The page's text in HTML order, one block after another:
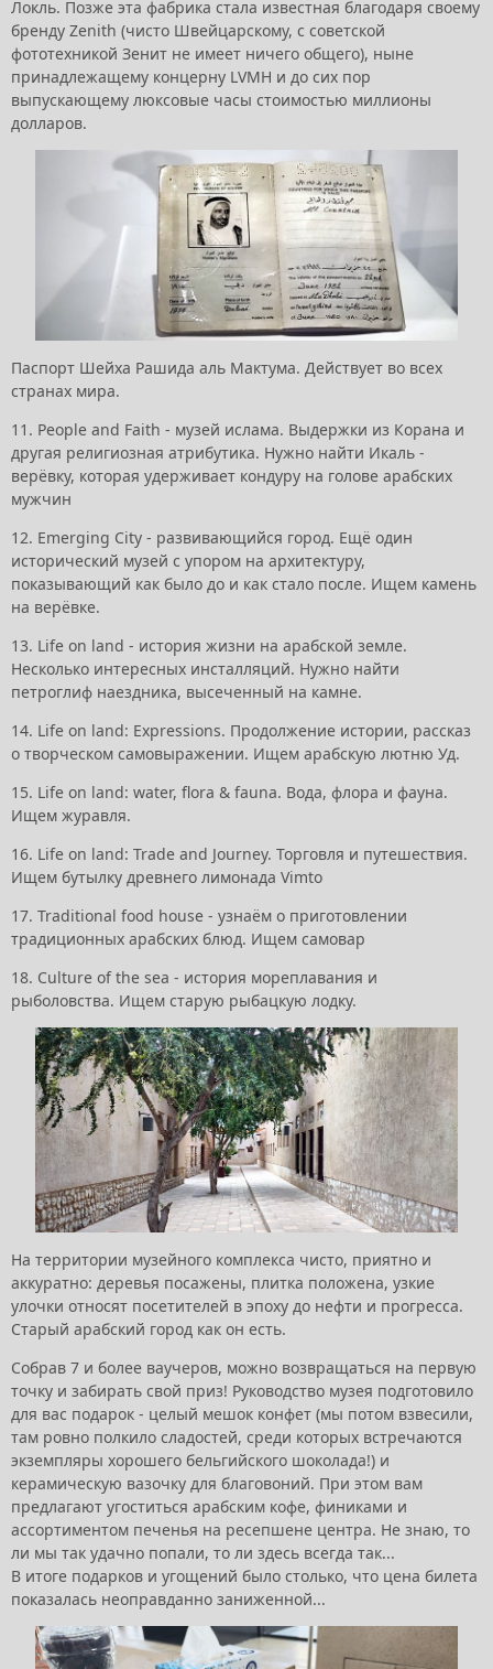
Локль. Позже эта фабрика стала известная благодаря своему
бренду Zenith (чисто Швейцарскому, с советской
фототехникой Зенит не имеет ничего общего), ныне
принадлежащему концерну LVMH и до сих пор
выпускающему люксовые часы стоимостью миллионы
долларов.
Паспорт Шейха Рашида аль Мактума. Действует во всех
странах мира.
11. People and Faith - музей ислама. Выдержки из Корана и
другая религиозная атрибутика. Нужно найти Икаль -
верёвку, которая удерживает кондуру на голове арабских
мужчин
12. Emerging City - развивающийся город. Ещё один
исторический музей с упором на архитектуру,
показывающий как было до и как стало после. Ищем камень
на верёвке.
13. Life on land - история жизни на арабской земле.
Несколько интересных инсталляций. Нужно найти
петроглиф наездника, высеченный на камне.
14. Life on land: Expressions. Продолжение истории, рассказ
о творческом самовыражении. Ищем арабскую лютню Уд.
15. Life on land: water, flora & fauna. Вода, флора и фауна.
Ищем журавля.
16. Life on land: Trade and Journey. Торговля и путешествия.
Ищем бутылку древнего лимонада Vimto
17. Traditional food house - узнаём о приготовлении
традиционных арабских блюд. Ищем самовар
18. Culture of the sea - история мореплавания и
рыболовства. Ищем старую рыбацкую лодку.
На территории музейного комплекса чисто, приятно и
аккуратно: деревья посажены, плитка положена, узкие
улочки относят посетителей в эпоху до нефти и прогресса.
Старый арабский город как он есть.
Собрав 7 и более ваучеров, можно возвращаться на первую
точку и забирать свой приз! Руководство музея подготовило
для вас подарок - целый мешок конфет (мы потом взвесили,
там ровно полкило сладостей, среди которых встречаются
экземпляры хорошего бельгийского шоколада!) и
керамическую вазочку для благовоний. При этом вам
предлагают угоститься арабским кофе, финиками и
ассортиментом печенья на ресепшене центра. Не знаю, то
ли мы так удачно попали, то ли здесь всегда так...
В итоге подарков и угощений было столько, что цена билета
показалась неоправданно заниженной...